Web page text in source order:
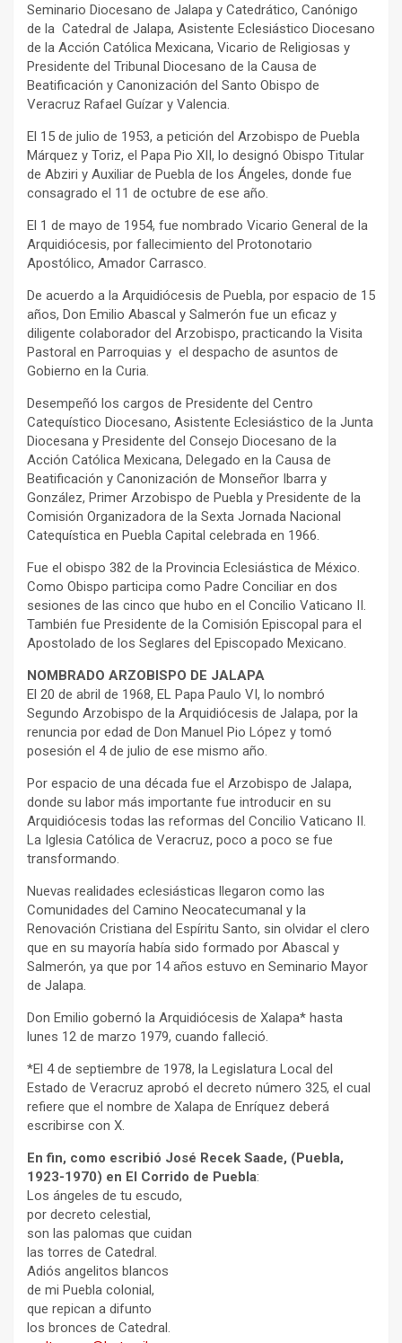
Seminario Diocesano de Jalapa y Catedrático, Canónigo
de la Catedral de Jalapa, Asistente Eclesiástico Diocesano
de la Acción Católica Mexicana, Vicario de Religiosas y
Presidente del Tribunal Diocesano de la Causa de
Beatificación y Canonización del Santo Obispo de
Veracruz Rafael Guízar y Valencia.
El 15 de julio de 1953, a petición del Arzobispo de Puebla
Márquez y Toriz, el Papa Pio XII, lo designó Obispo Titular
de Abziri y Auxiliar de Puebla de los Ángeles, donde fue
consagrado el 11 de octubre de ese año.
El 1 de mayo de 1954, fue nombrado Vicario General de la
Arquidiócesis, por fallecimiento del Protonotario
Apostólico, Amador Carrasco.
De acuerdo a la Arquidiócesis de Puebla, por espacio de 15
años, Don Emilio Abascal y Salmerón fue un eficaz y
diligente colaborador del Arzobispo, practicando la Visita
Pastoral en Parroquias y el despacho de asuntos de
Gobierno en la Curia.
Desempeñó los cargos de Presidente del Centro
Catequístico Diocesano, Asistente Eclesiástico de la Junta
Diocesana y Presidente del Consejo Diocesano de la
Acción Católica Mexicana, Delegado en la Causa de
Beatificación y Canonización de Monseñor Ibarra y
González, Primer Arzobispo de Puebla y Presidente de la
Comisión Organizadora de la Sexta Jornada Nacional
Catequística en Puebla Capital celebrada en 1966.
Fue el obispo 382 de la Provincia Eclesiástica de México.
Como Obispo participa como Padre Conciliar en dos
sesiones de las cinco que hubo en el Concilio Vaticano II.
También fue Presidente de la Comisión Episcopal para el
Apostolado de los Seglares del Episcopado Mexicano.
NOMBRADO ARZOBISPO DE JALAPA
El 20 de abril de 1968, EL Papa Paulo VI, lo nombró
Segundo Arzobispo de la Arquidiócesis de Jalapa, por la
renuncia por edad de Don Manuel Pio López y tomó
posesión el 4 de julio de ese mismo año.
Por espacio de una década fue el Arzobispo de Jalapa,
donde su labor más importante fue introducir en su
Arquidiócesis todas las reformas del Concilio Vaticano II.
La Iglesia Católica de Veracruz, poco a poco se fue
transformando.
Nuevas realidades eclesiásticas llegaron como las
Comunidades del Camino Neocatecumanal y la
Renovación Cristiana del Espíritu Santo, sin olvidar el clero
que en su mayoría había sido formado por Abascal y
Salmerón, ya que por 14 años estuvo en Seminario Mayor
de Jalapa.
Don Emilio gobernó la Arquidiócesis de Xalapa* hasta
lunes 12 de marzo 1979, cuando falleció.
*El 4 de septiembre de 1978, la Legislatura Local del
Estado de Veracruz aprobó el decreto número 325, el cual
refiere que el nombre de Xalapa de Enríquez deberá
escribirse con X.
En fin, como escribió José Recek Saade, (Puebla,
1923-1970) en El Corrido de Puebla:
Los ángeles de tu escudo,
por decreto celestial,
son las palomas que cuidan
las torres de Catedral.
Adiós angelitos blancos
de mi Puebla colonial,
que repican a difunto
los bronces de Catedral.